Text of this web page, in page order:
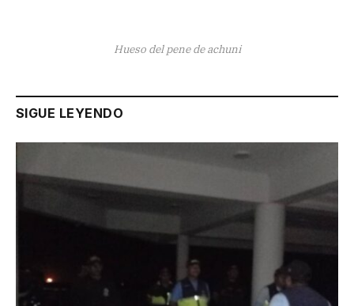
Hueso del pene de achuni
SIGUE LEYENDO